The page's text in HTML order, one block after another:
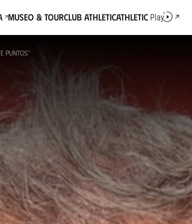
Museo & TourClub AthleticAthletic Play
PUNTOS”